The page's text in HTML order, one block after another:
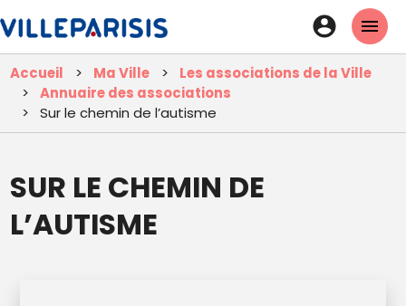
contenu
principal
En-
tête
-
Accueil Ma Ville
Les associations de la Ville
Annuaire des associations
Sur le chemin de l’autisme
SUR LE CHEMIN DE
L’AUTISME